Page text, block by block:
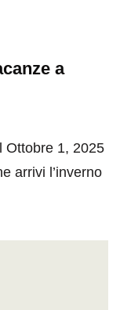
a
Ottobre 1, 2025
arrivi l’inverno